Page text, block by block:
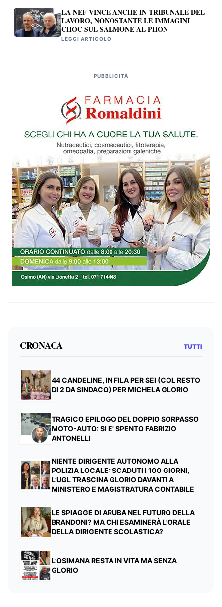
LA NEF VINCE ANCHE IN TRIBUNALE DEL
LAVORO, NONOSTANTE LE IMMAGINI
CHOC SUL SALMONE AL PHON
LEGGI ARTICOLO
PUBBLICITÀ
CRONACA TUTTI
44 CANDELINE, IN FILA PER SEI (COL RESTO
DI 2 DA SINDACO) PER MICHELA GLORIO
TRAGICO EPILOGO DEL DOPPIO SORPASSO
MOTO-AUTO: SI E' SPENTO FABRIZIO
ANTONELLI
NIENTE DIRIGENTE AUTONOMO ALLA
POLIZIA LOCALE: SCADUTI I 100 GIORNI,
L’UGL TRASCINA GLORIO DAVANTI A
MINISTERO E MAGISTRATURA CONTABILE
LE SPIAGGE DI ARUBA NEL FUTURO DELLA
BRANDONI? MA CHI ESAMINERÀ L'ORALE
DELLA DIRIGENTE SCOLASTICA?
L’OSIMANA RESTA IN VITA MA SENZA
GLORIO